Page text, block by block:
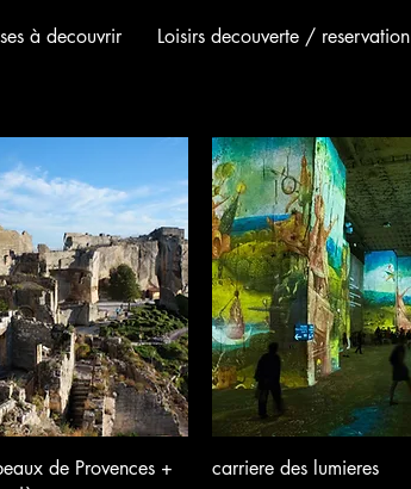
à decouvrir Loisirs decouverte / reservation
de Provences +
carriere des lumieres